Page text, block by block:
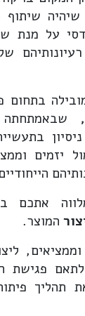
שיתוף
על מנת
בתחום
שבאמתחתה
יזמים
אתכם
המוצר.
פגישת
תהליך